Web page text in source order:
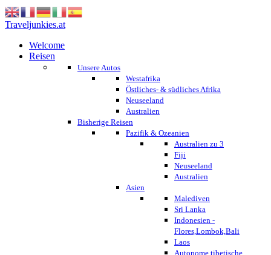
Traveljunkies.at
Welcome
Reisen
Unsere Autos
Westafrika
Östliches- & südliches Afrika
Neuseeland
Australien
Bisherige Reisen
Pazifik & Ozeanien
Australien zu 3
Fiji
Neuseeland
Australien
Asien
Malediven
Sri Lanka
Indonesien -
Flores,Lombok,Bali
Laos
Autonome tibetische